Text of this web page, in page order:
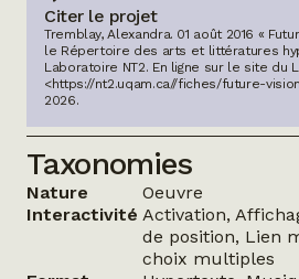
Citer le projet
Tremblay, Alexandra. 01 août 2016 «
le Répertoire des arts et littératures
Laboratoire NT2. En ligne sur le site du
<https://nt2.uqam.ca//fiches/future-
2026.
Taxonomies
Nature
Oeuvre
Interactivité Activation,
de position, Lien
choix multiples